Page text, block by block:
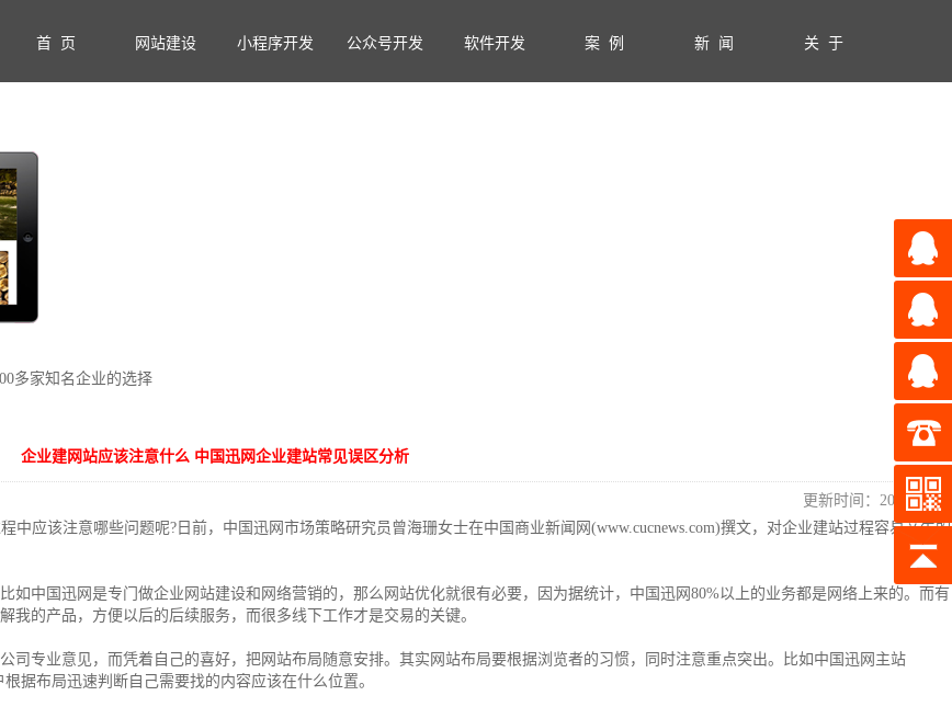
首 页 网站建设 小程序开发 公众号开发 软件开发 案 例 新 闻 关 于
多家知名企业的选择
企业建网站应该注意什么 中国迅网企业建站常见误区分析
更新时间： 2013-04-27
中应该注意哪些问题呢?日前，中国迅网市场策略研究员曾海珊女士在中国商业新闻 网(www.cucnews.com)撰文，对企业建站过程容易产生的
国迅网是专门做企业网站建设和网络营销的，那么网站优化就很有必要，因为据统计，中国迅网80%以上的业务都是网络上来的。而有
的产品，方便以后的后续服务，而很多线下工作才是交易的关键。
专业意见，而凭着自己的喜好，把网站布局随意安排。其实网站布局要根据浏览者的习惯，同时注意重点突出。比如中国迅网主站
据布局迅速判断自己需要找的内容应该在什么位置。